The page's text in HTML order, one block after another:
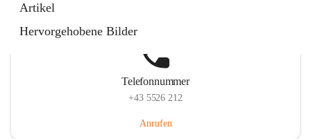
Artikel
Hervorgehobene Bilder
Telefonnummer
+43 5526 212
Anrufen